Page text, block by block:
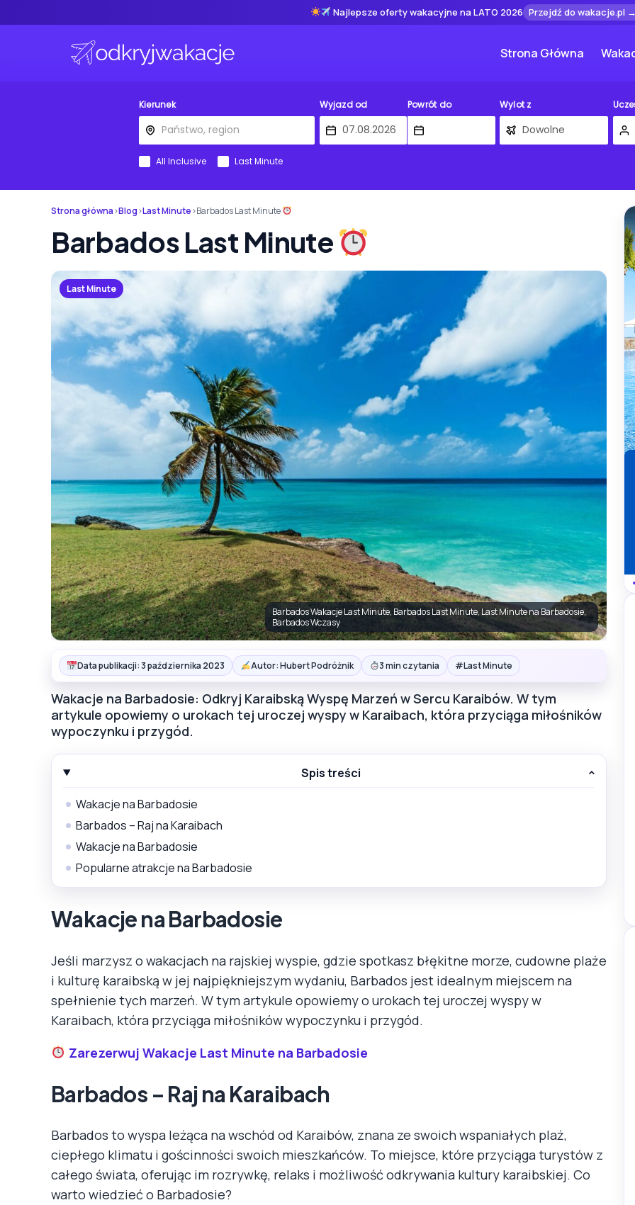
Najlepsze oferty wakacyjne na LATO 2026 Przejdź do wakacje.pl
Strona Główna
Kierunek Wyjazd od Powrót do Wylot z
All Inclusive Last Minute
Strona główna›Blog›Last Minute›Barbados Last Minute
Barbados Last Minute
Last Minute
Barbados Wakacje Last Minute, Barbados Last Minute, Last Minute na Barbadosie,
Barbados Wczasy
Data publikacji: 3 października 2023 Autor: Hubert Podróżnik 3 min czytania #Last Minute
Wakacje na Barbadosie: Odkryj Karaibską Wyspę Marzeń w Sercu Karaibów. W tym
artykule opowiemy o urokach tej uroczej wyspy w Karaibach, która przyciąga miłośników
wypoczynku i przygód.
Spis treści
Wakacje na Barbadosie
Barbados – Raj na Karaibach
Wakacje na Barbadosie
Popularne atrakcje na Barbadosie
Wakacje na Barbadosie
Jeśli marzysz o wakacjach na rajskiej wyspie, gdzie spotkasz błękitne morze, cudowne plaże
i kulturę karaibską w jej najpiękniejszym wydaniu, Barbados jest idealnym miejscem na
spełnienie tych marzeń. W tym artykule opowiemy o urokach tej uroczej wyspy w
Karaibach, która przyciąga miłośników wypoczynku i przygód.
Zarezerwuj Wakacje Last Minute na Barbadosie
Barbados – Raj na Karaibach
Barbados to wyspa leżąca na wschód od Karaibów, znana ze swoich wspaniałych plaż,
ciepłego klimatu i gościnności swoich mieszkańców. To miejsce, które przyciąga turystów z
całego świata, oferując im rozrywkę, relaks i możliwość odkrywania kultury karaibskiej. Co
warto wiedzieć o Barbadosie?